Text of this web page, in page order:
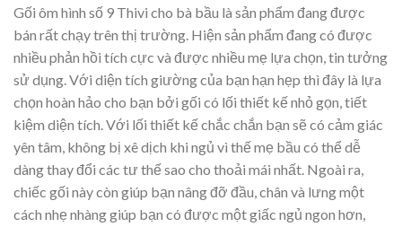
Gối ôm hình số 9 Thivi cho bà bầu là sản phẩm đang được
bán rất chạy trên thị trường. Hiện sản phẩm đang có được
nhiều phản hồi tích cực và được nhiều mẹ lựa chọn, tin tưởng
sử dụng. Với diện tích giường của bạn hạn hẹp thì đây là lựa
chọn hoàn hảo cho bạn bởi gối có lối thiết kế nhỏ gọn, tiết
kiệm diện tích. Với lối thiết kế chắc chắn bạn sẽ có cảm giác
yên tâm, không bị xê dịch khi ngủ vì thế mẹ bầu có thể dễ
dàng thay đổi các tư thế sao cho thoải mái nhất. Ngoài ra,
chiếc gối này còn giúp bạn nâng đỡ đầu, chân và lưng một
cách nhẹ nhàng giúp bạn có được một giấc ngủ ngon hơn,